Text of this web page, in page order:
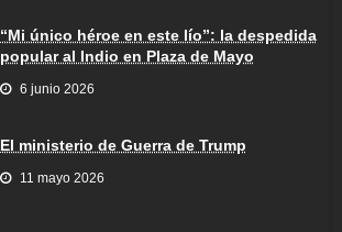
“Mi único héroe en este lío”: la despedida
popular al Indio en Plaza de Mayo
6 junio 2026
El ministerio de Guerra de Trump
11 mayo 2026